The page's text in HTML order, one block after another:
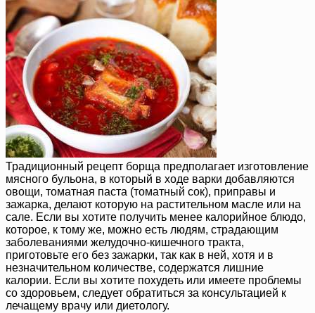
Традиционный рецепт борща предполагает изготовление
мясного бульона, в который в ходе варки добавляются
овощи, томатная паста (томатный сок), приправы и
зажарка, делают которую на растительном масле или на
сале. Если вы хотите получить менее калорийное блюдо,
которое, к тому же, можно есть людям, страдающим
заболеваниями желудочно-кишечного тракта,
приготовьте его без зажарки, так как в ней, хотя и в
незначительном количестве, содержатся лишние
калории. Если вы хотите похудеть или имеете проблемы
со здоровьем, следует обратиться за консультацией к
лечащему врачу или диетологу.